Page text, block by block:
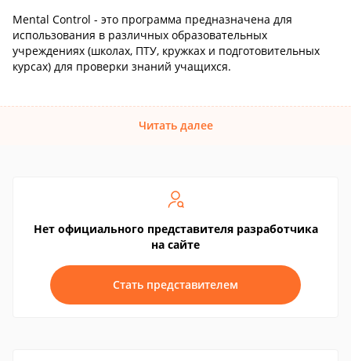
Mental Control - это программа предназначена для
использования в различных образовательных
учреждениях (школах, ПТУ, кружках и подготовительных
курсах) для проверки знаний учащихся.
Читать далее
Нет официального представителя разработчика
на сайте
Стать представителем